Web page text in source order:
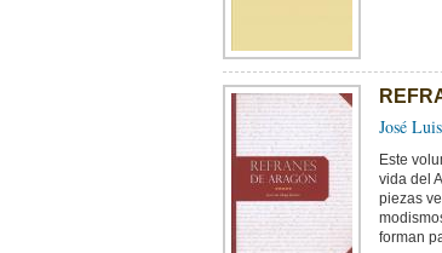
José
Este
vida del
piezas
forman